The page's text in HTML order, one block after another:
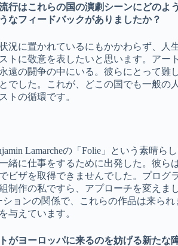
行はこれらの国の演劇シーンにどのよ
なフィードバックがありましたか？
況に置かれているにもかかわらず、人
トに敬意を表したいと思います。アー
遠の闘争の中にいる。彼らにとって難
でした。これが、どこの国でも一般の
トの循環です。
Lamarcheの「Folie」という素晴ら
緒に仕事をするために出発した。彼ら
ザを取得できませんでした。プログ
制作の私ですら、アプローチを変えま
ョンの関係で、これらの作品は来られ
与えています。
がヨーロッパに来るのを妨げる新たな